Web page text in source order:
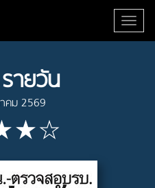
ายวัน
คม 2569